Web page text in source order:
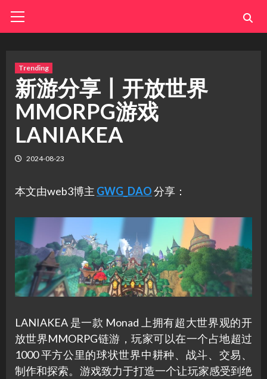
Menu
Trending
新游分享丨开放世界
MMORPG游戏
LANIAKEA
2024-08-23
本文由web3博主 GWG_DAO分享：
LANIAKEA 是一款 Monad 上拥有超大世界观的开
放世界MMORPG链游，玩家可以在一个占地超过
1000 平方公里的球状世界中耕种、战斗、交易、
制作和探索。游戏致力于打造一个让玩家感受到绝